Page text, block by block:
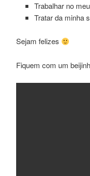
Trabalhar no
Tratar da minha
Sejam felizes
Fiquem com um